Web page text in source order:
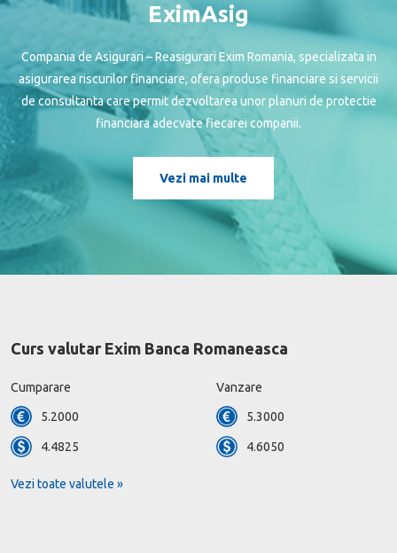
EximAsig
Compania de Asigurari – Reasigurari Exim Romania, specializata in
asigurarea riscurilor financiare, ofera produse financiare si servicii
de consultanta care permit dezvoltarea unor planuri de protectie
financiara adecvate fiecarei companii.
Vezi mai multe
Curs valutar Exim Banca Romaneasca
Cumparare Vanzare
5.2000 5.3000
4.4825 4.6050
Vezi toate valutele »